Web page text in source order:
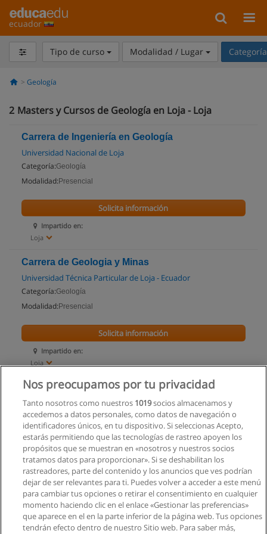
ecuador
Tipo de curso Modalidad / Lugar
Geología
2 Masters y Cursos de Geología en Loja - Loja
Carrera de Ingeniería en Geología
Universidad Nacional de Loja
Categoría:Geología
Modalidad: Presencial
Impartido en:
Loja
Solicita información
Carrera de Geologia y Minas
Universidad Técnica Particular de Loja - Ecuador
Categoría:Geología
Modalidad: Presencial
Impartido en:
Loja
Solicita información
Nos preocupamos por tu privacidad
Tanto nosotros como nuestros 1019socios almacenamos y
accedemos a datos personales, como datos de navegación o
identificadores únicos, en tu dispositivo. Si seleccionas Acepto,
estarás permitiendo que las tecnologías de rastreo apoyen los
propósitos que se muestran en «nosotros y nuestros socios
tratamos datos para proporcionar». Si se deshabilitan los
rastreadores, parte del contenido y los anuncios que ves podrían
dejar de ser relevantes para ti. Puedes volver a acceder a este menú
para cambiar tus opciones o retirar el consentimiento en cualquier
momento haciendo clic en el enlace «Gestionar las preferencias»
que aparece en el en la parte inferior de la página web. Tus opciones
tendrán efecto dentro de nuestro Sitio web. Para saber más,